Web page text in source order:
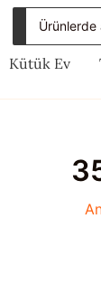
Search
for:
Kütük Ev